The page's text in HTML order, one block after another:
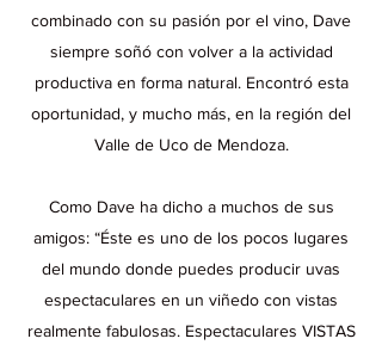
combinado con su pasión por el vino, Dave
siempre soñó con volver a la actividad
productiva en forma natural. Encontró esta
oportunidad, y mucho más, en la región del
Valle de Uco de Mendoza.
Como Dave ha dicho a muchos de sus
amigos: “Éste es uno de los pocos lugares
del mundo donde puedes producir uvas
espectaculares en un viñedo con vistas
realmente fabulosas. Espectaculares VISTAS